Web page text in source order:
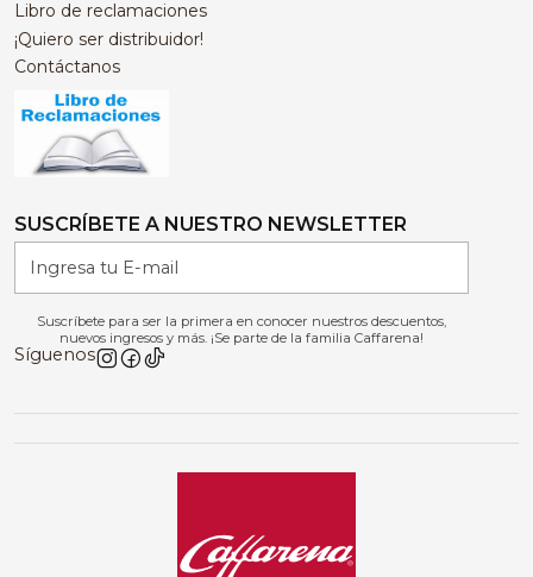
Libro de reclamaciones
¡Quiero ser distribuidor!
Contáctanos
SUSCRÍBETE A NUESTRO NEWSLETTER
Suscríbete para ser la primera en conocer nuestros descuentos,
nuevos ingresos y más. ¡Se parte de la familia Caffarena!
Síguenos